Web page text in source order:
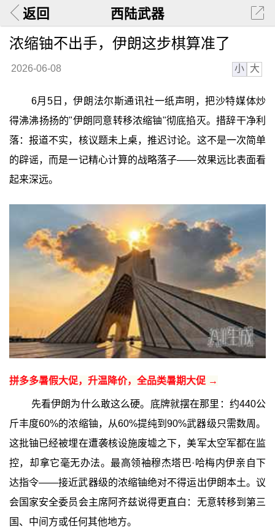
返回 西陆武器
浓缩铀不出手，伊朗这步棋算准了
2026-06-08 小 大
6月5日，伊朗法尔斯通讯社一纸声明，把沙特媒体炒
得沸沸扬扬的"伊朗同意转移浓缩铀"彻底掐灭。措辞干净利
落：报道不实，核议题未上桌，推迟讨论。这不是一次简单
的辟谣，而是一记精心计算的战略落子——效果远比表面看
起来深远。
拼多多暑假大促，升温降价，全品类暑期大促 →
先看伊朗为什么敢这么硬。底牌就摆在那里：约440公
斤丰度60%的浓缩铀，从60%提纯到90%武器级只需数周。
这批铀已经被埋在遭袭核设施废墟之下，美军太空军都在监
控，却拿它毫无办法。最高领袖穆杰塔巴·哈梅内伊亲自下
达指令——接近武器级的浓缩铀绝对不得运出伊朗本土。议
会国家安全委员会主席阿齐兹说得更直白：无意转移到第三
国、中间方或任何其他地方。